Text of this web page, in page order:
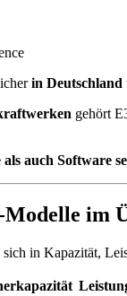
in Deutschland
gehört
auch Software
Modelle im
in Kapazität,